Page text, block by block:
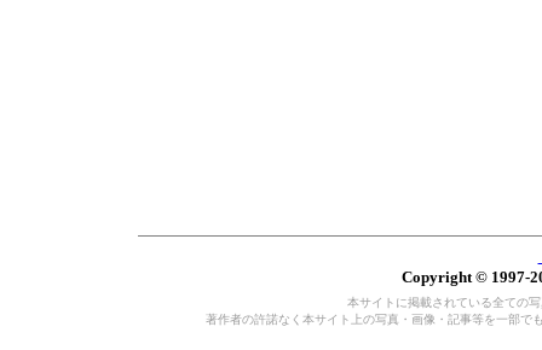
Copyright © 1997-
本サイトに掲載されている全ての
著作者の許諾なく本サイト上の写真・画像・記事等を一部で